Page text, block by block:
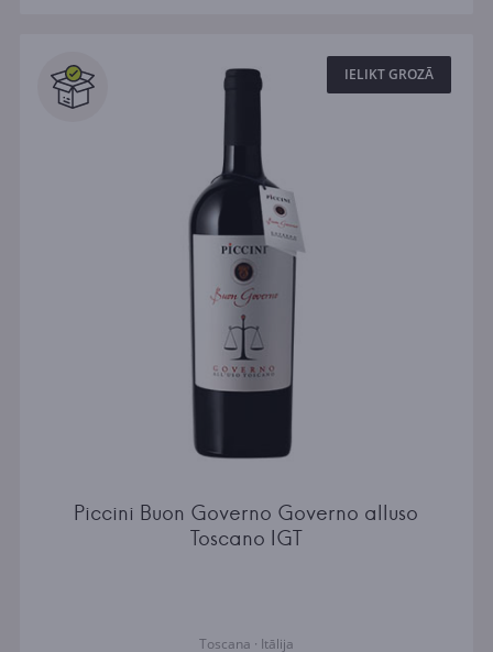
IELIKT GROZĀ
Piccini Buon Governo Governo alluso
Toscano IGT
Toscana · Itālija